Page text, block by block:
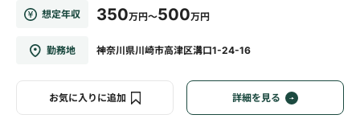
想定年収 350万円～500万円
勤務地 神奈川県川崎市高津区溝口1-24-16
お気に入りに追加 詳細を見る